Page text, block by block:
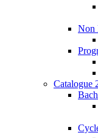
Non
Catalogue